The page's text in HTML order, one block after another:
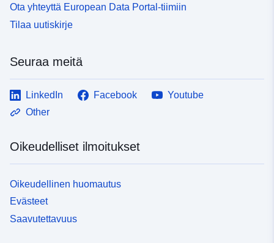
4882-88ba-ef40765fc552
Ota yhteyttä European Data Portal-tiimiin
Tilaa uutiskirje
Seuraa meitä
LinkedIn Facebook
Youtube
Other
Oikeudelliset ilmoitukset
Oikeudellinen huomautus
Evästeet
Saavutettavuus